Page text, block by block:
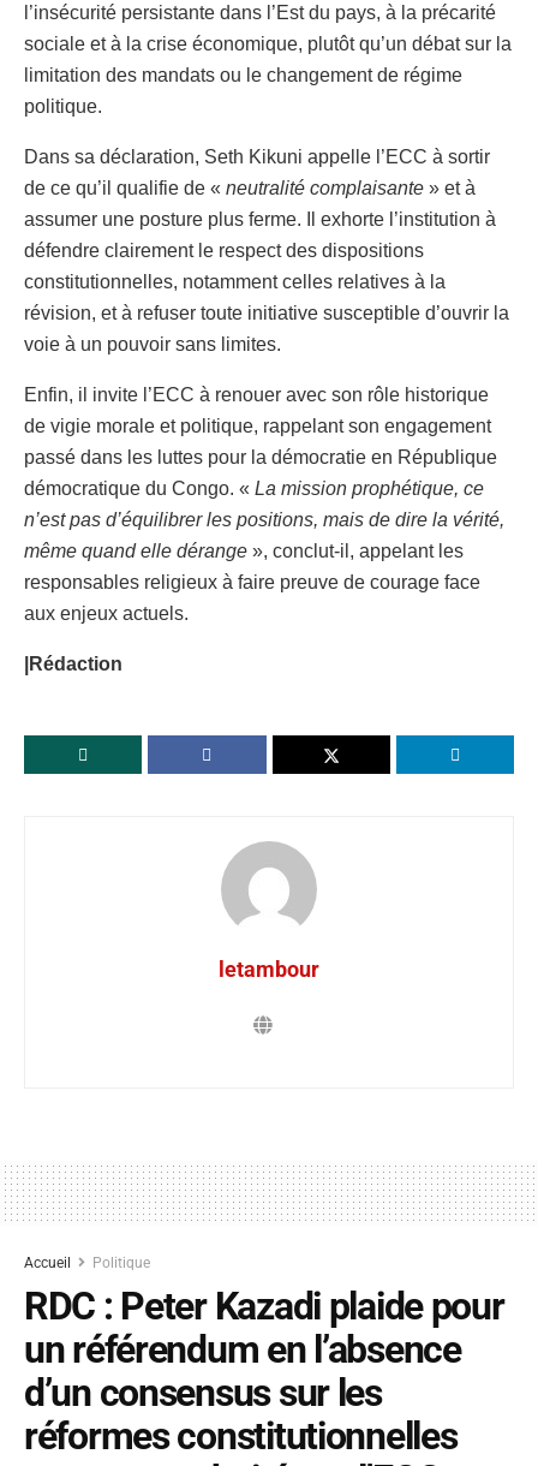
l’insécurité persistante dans l’Est du pays, à la précarité
sociale et à la crise économique, plutôt qu’un débat sur la
limitation des mandats ou le changement de régime
politique.
Dans sa déclaration, Seth Kikuni appelle l’ECC à sortir
de ce qu’il qualifie de « neutralité complaisante » et à
assumer une posture plus ferme. Il exhorte l’institution à
défendre clairement le respect des dispositions
constitutionnelles, notamment celles relatives à la
révision, et à refuser toute initiative susceptible d’ouvrir la
voie à un pouvoir sans limites.
Enfin, il invite l’ECC à renouer avec son rôle historique
de vigie morale et politique, rappelant son engagement
passé dans les luttes pour la démocratie en République
démocratique du Congo. « La mission prophétique, ce
n’est pas d’équilibrer les positions, mais de dire la vérité,
même quand elle dérange », conclut-il, appelant les
responsables religieux à faire preuve de courage face
aux enjeux actuels.
|Rédaction
letambour
Accueil Politique
RDC : Peter Kazadi plaide pour
un référendum en l’absence
d’un consensus sur les
réformes constitutionnelles